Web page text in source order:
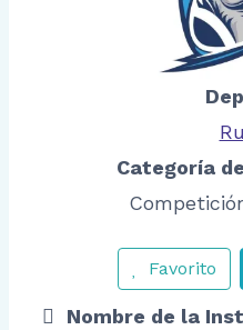
Categoría
Favorito
Nombre de la